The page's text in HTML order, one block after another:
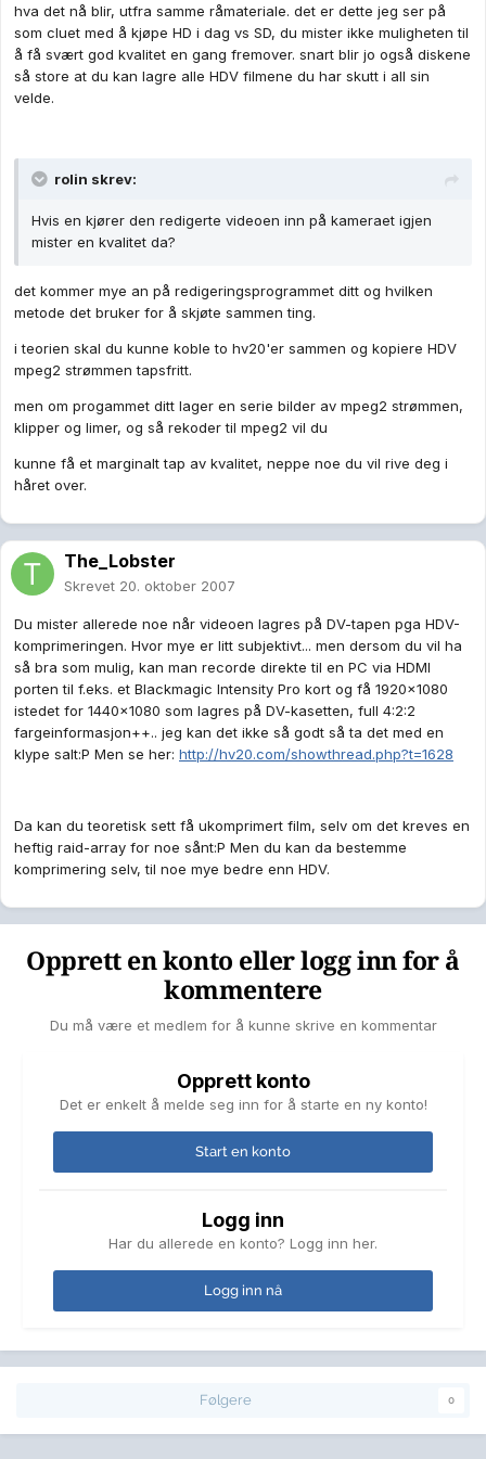
hva det nå blir, utfra samme råmateriale. det er dette jeg ser på
som cluet med å kjøpe HD i dag vs SD, du mister ikke muligheten til
å få svært god kvalitet en gang fremover. snart blir jo også diskene
så store at du kan lagre alle HDV filmene du har skutt i all sin
velde.
rolin skrev:
Hvis en kjører den redigerte videoen inn på kameraet igjen
mister en kvalitet da?
det kommer mye an på redigeringsprogrammet ditt og hvilken
metode det bruker for å skjøte sammen ting.
i teorien skal du kunne koble to hv20'er sammen og kopiere HDV
mpeg2 strømmen tapsfritt.
men om progammet ditt lager en serie bilder av mpeg2 strømmen,
klipper og limer, og så rekoder til mpeg2 vil du
kunne få et marginalt tap av kvalitet, neppe noe du vil rive deg i
håret over.
The_Lobster
Skrevet 20. oktober 2007
Du mister allerede noe når videoen lagres på DV-tapen pga HDV-
komprimeringen. Hvor mye er litt subjektivt... men dersom du vil ha
så bra som mulig, kan man recorde direkte til en PC via HDMI
porten til f.eks. et Blackmagic Intensity Pro kort og få 1920x1080
istedet for 1440x1080 som lagres på DV-kasetten, full 4:2:2
fargeinformasjon++.. jeg kan det ikke så godt så ta det med en
klype salt:P Men se her: http://hv20.com/showthread.php?t=1628
Da kan du teoretisk sett få ukomprimert film, selv om det kreves en
heftig raid-array for noe sånt:P Men du kan da bestemme
komprimering selv, til noe mye bedre enn HDV.
Opprett en konto eller logg inn for å
kommentere
Du må være et medlem for å kunne skrive en kommentar
Opprett konto
Det er enkelt å melde seg inn for å starte en ny konto!
Start en konto
Logg inn
Har du allerede en konto? Logg inn her.
Logg inn nå
Følgere 0